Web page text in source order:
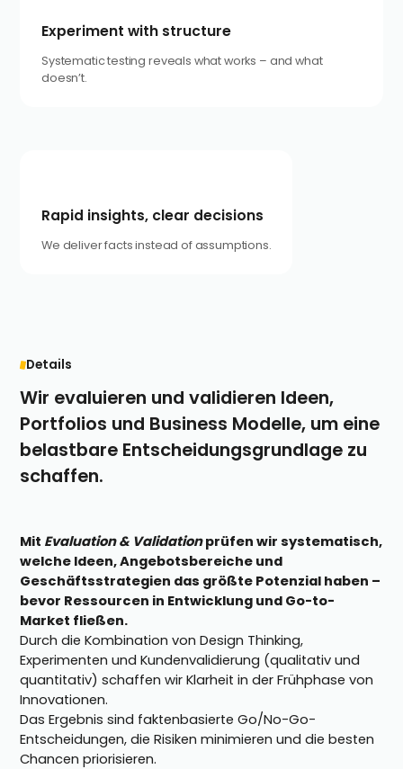
Experiment with structure
Systematic testing reveals what works – and what
doesn’t.
Rapid insights, clear decisions
We deliver facts instead of assumptions.
Details
Wir evaluieren und validieren Ideen,
Portfolios und Business Modelle, um eine
belastbare Entscheidungsgrundlage zu
schaffen.
Mit Evaluation & Validationprüfen wir systematisch,
welche Ideen, Angebotsbereiche und
Geschäftsstrategien das größte Potenzial haben –
bevor Ressourcen in Entwicklung und Go-to-
Market fließen.
Durch die Kombination von Design Thinking,
Experimenten und Kundenvalidierung (qualitativ und
quantitativ) schaffen wir Klarheit in der Frühphase von
Innovationen.
Das Ergebnis sind faktenbasierte Go/No-Go-
Entscheidungen, die Risiken minimieren und die besten
Chancen priorisieren.